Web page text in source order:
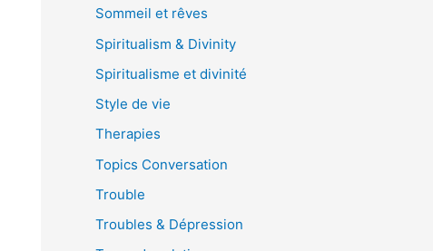
Sommeil et rêves
Spiritualism & Divinity
Spiritualisme et divinité
Style de vie
Therapies
Topics Conversation
Trouble
Troubles & Dépression